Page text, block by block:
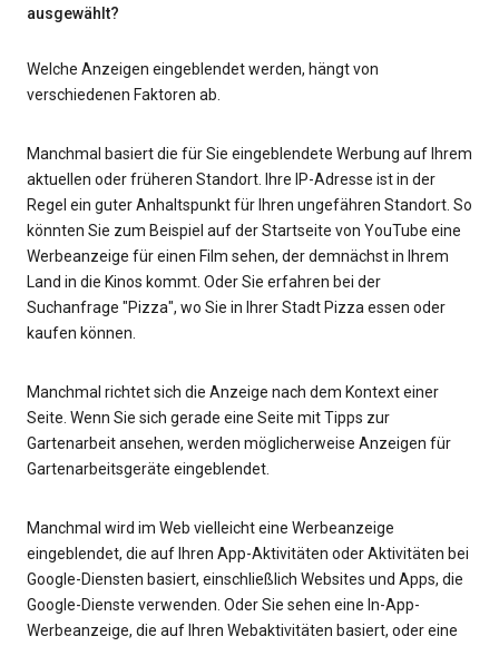
ausgewählt?
Welche Anzeigen eingeblendet werden, hängt von
verschiedenen Faktoren ab.
Manchmal basiert die für Sie eingeblendete Werbung auf Ihrem
aktuellen oder früheren Standort. Ihre IP-Adresse ist in der
Regel ein guter Anhaltspunkt für Ihren ungefähren Standort. So
könnten Sie zum Beispiel auf der Startseite von YouTube eine
Werbeanzeige für einen Film sehen, der demnächst in Ihrem
Land in die Kinos kommt. Oder Sie erfahren bei der
Suchanfrage "Pizza", wo Sie in Ihrer Stadt Pizza essen oder
kaufen können.
Manchmal richtet sich die Anzeige nach dem Kontext einer
Seite. Wenn Sie sich gerade eine Seite mit Tipps zur
Gartenarbeit ansehen, werden möglicherweise Anzeigen für
Gartenarbeitsgeräte eingeblendet.
Manchmal wird im Web vielleicht eine Werbeanzeige
eingeblendet, die auf Ihren App-Aktivitäten oder Aktivitäten bei
Google-Diensten basiert, einschließlich Websites und Apps, die
Google-Dienste verwenden. Oder Sie sehen eine In-App-
Werbeanzeige, die auf Ihren Webaktivitäten basiert, oder eine